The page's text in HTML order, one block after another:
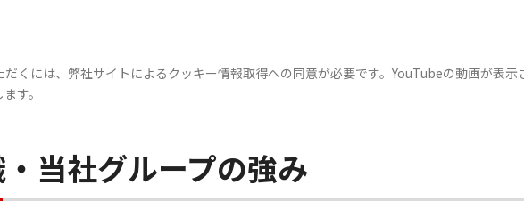
くには、弊社サイトによるクッキー情報取得への同意が必要です。YouTubeの動画が表示
す。
当社グループの強み